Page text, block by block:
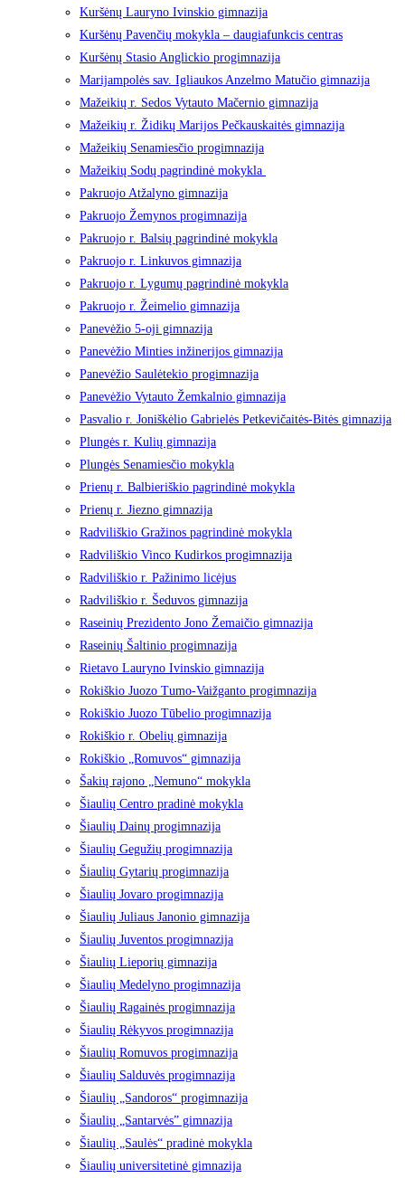
Kuršėnų Lauryno Ivinskio gimnazija
Kuršėnų Pavenčių mokykla – daugiafunkcis centras
Kuršėnų Stasio Anglickio progimnazija
Marijampolės sav. Igliaukos Anzelmo Matučio gimnazija
Mažeikių r. Sedos Vytauto Mačernio gimnazija
Mažeikių r. Židikų Marijos Pečkauskaitės gimnazija
Mažeikių Senamiesčio progimnazija
Mažeikių Sodų pagrindinė mokykla
Pakruojo Atžalyno gimnazija
Pakruojo Žemynos progimnazija
Pakruojo r. Balsių pagrindinė mokykla
Pakruojo r. Linkuvos gimnazija
Pakruojo r. Lygumų pagrindinė mokykla
Pakruojo r. Žeimelio gimnazija
Panevėžio 5-oji gimnazija
Panevėžio Minties inžinerijos gimnazija
Panevėžio Saulėtekio progimnazija
Panevėžio Vytauto Žemkalnio gimnazija
Pasvalio r. Joniškėlio Gabrielės Petkevičaitės-Bitės gimnazija
Plungės r. Kulių gimnazija
Plungės Senamiesčio mokykla
Prienų r. Balbieriškio pagrindinė mokykla
Prienų r. Jiezno gimnazija
Radviliškio Gražinos pagrindinė mokykla
Radviliškio Vinco Kudirkos progimnazija
Radviliškio r. Pažinimo licėjus
Radviliškio r. Šeduvos gimnazija
Raseinių Prezidento Jono Žemaičio gimnazija
Raseinių Šaltinio progimnazija
Rietavo Lauryno Ivinskio gimnazija
Rokiškio Juozo Tumo-Vaižganto progimnazija
Rokiškio Juozo Tūbelio progimnazija
Rokiškio r. Obelių gimnazija
Rokiškio „Romuvos“ gimnazija
Šakių rajono „Nemuno“ mokykla
Šiaulių Centro pradinė mokykla
Šiaulių Dainų progimnazija
Šiaulių Gegužių progimnazija
Šiaulių Gytarių progimnazija
Šiaulių Jovaro progimnazija
Šiaulių Juliaus Janonio gimnazija
Šiaulių Juventos progimnazija
Šiaulių Lieporių gimnazija
Šiaulių Medelyno progimnazija
Šiaulių Ragainės progimnazija
Šiaulių Rėkyvos progimnazija
Šiaulių Romuvos progimnazija
Šiaulių Salduvės progimnazija
Šiaulių „Sandoros“ progimnazija
Šiaulių „Santarvės” gimnazija
Šiaulių „Saulės“ pradinė mokykla
Šiaulių universitetinė gimnazija